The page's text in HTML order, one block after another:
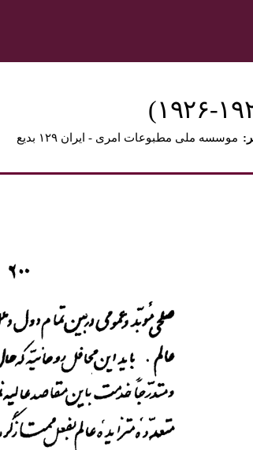
موسسه ملی مطبوعات امری - ايران ۱۲۹ بديع